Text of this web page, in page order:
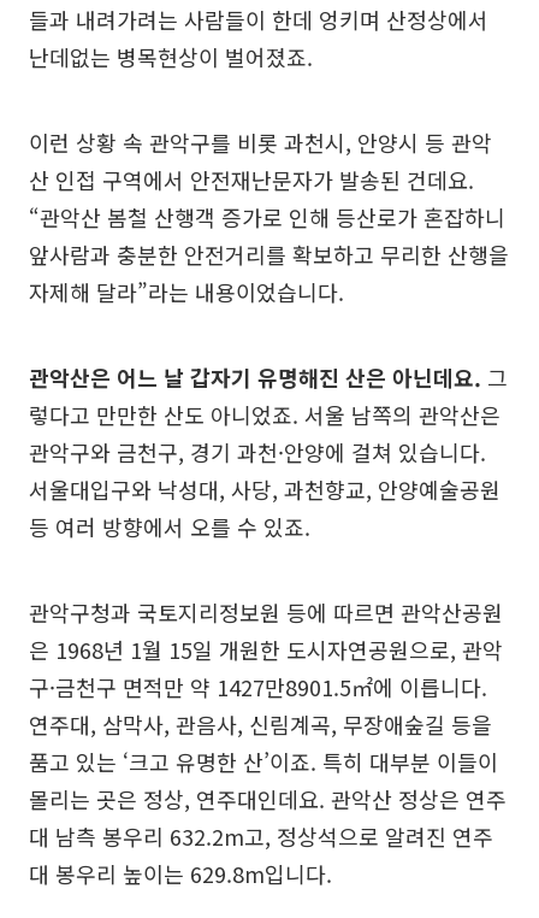
들과 내려가려는 사람들이 한데 엉키며 산정상에서
난데없는 병목현상이 벌어졌죠.
이런 상황 속 관악구를 비롯 과천시, 안양시 등 관악
산 인접 구역에서 안전재난문자가 발송된 건데요.
“관악산 봄철 산행객 증가로 인해 등산로가 혼잡하니
앞사람과 충분한 안전거리를 확보하고 무리한 산행을
자제해 달라”라는 내용이었습니다.
관악산은 어느 날 갑자기 유명해진 산은 아닌데요. 그
렇다고 만만한 산도 아니었죠. 서울 남쪽의 관악산은
관악구와 금천구, 경기 과천·안양에 걸쳐 있습니다.
서울대입구와 낙성대, 사당, 과천향교, 안양예술공원
등 여러 방향에서 오를 수 있죠.
관악구청과 국토지리정보원 등에 따르면 관악산공원
은 1968년 1월 15일 개원한 도시자연공원으로, 관악
구·금천구 면적만 약 1427만8901.5㎡에 이릅니다.
연주대, 삼막사, 관음사, 신림계곡, 무장애숲길 등을
품고 있는 ‘크고 유명한 산’이죠. 특히 대부분 이들이
몰리는 곳은 정상, 연주대인데요. 관악산 정상은 연주
대 남측 봉우리 632.2m고, 정상석으로 알려진 연주
대 봉우리 높이는 629.8m입니다.